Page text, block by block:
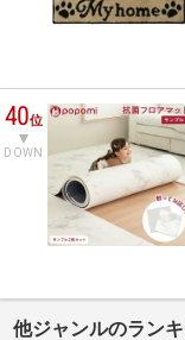
40位
DOWN
他ジャンルのラン